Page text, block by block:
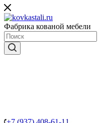
Фабрика кованой мебели